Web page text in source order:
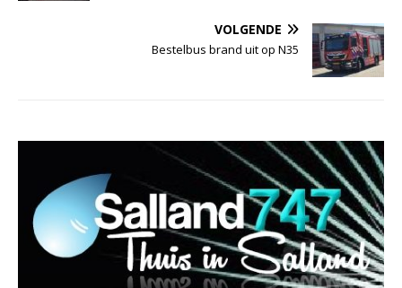
VOLGENDE
Bestelbus brand uit op N35